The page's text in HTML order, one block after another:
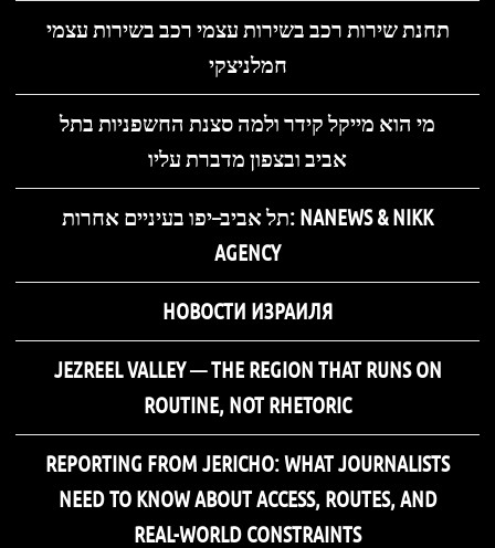
תחנת שירות רכב בשירות עצמי רכב בשירות עצמי
חמלניצקי
מי הוא מייקל קידר ולמה סצנת החשפניות בתל
אביב ובצפון מדברת עליו
תל אביב–יפו בעיניים אחרות: NANEWS & NIKK
AGENCY
НОВОСТИ ИЗРАИЛЯ
JEZREEL VALLEY — THE REGION THAT RUNS ON
ROUTINE, NOT RHETORIC
REPORTING FROM JERICHO: WHAT JOURNALISTS
NEED TO KNOW ABOUT ACCESS, ROUTES, AND
REAL-WORLD CONSTRAINTS